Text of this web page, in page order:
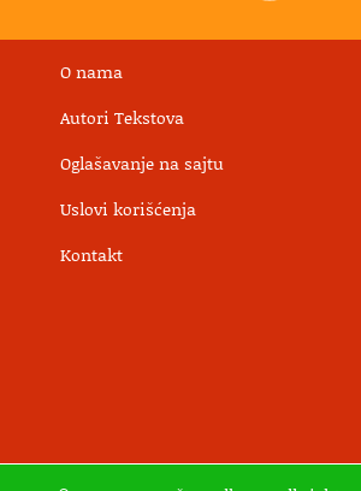
O nama
Autori Tekstova
Oglašavanje na sajtu
Uslovi korišćenja
Kontakt